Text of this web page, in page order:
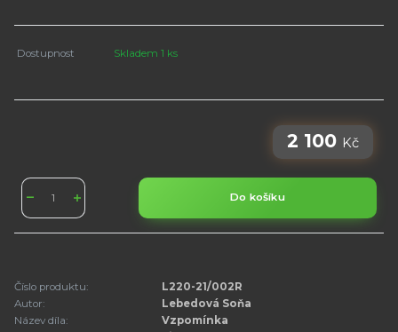
Dostupnost Skladem 1 ks
2 100 Kč
Do košíku
Číslo produktu:
L220-21/002R
Autor:
Lebedová Soňa
Název díla:
Vzpomínka